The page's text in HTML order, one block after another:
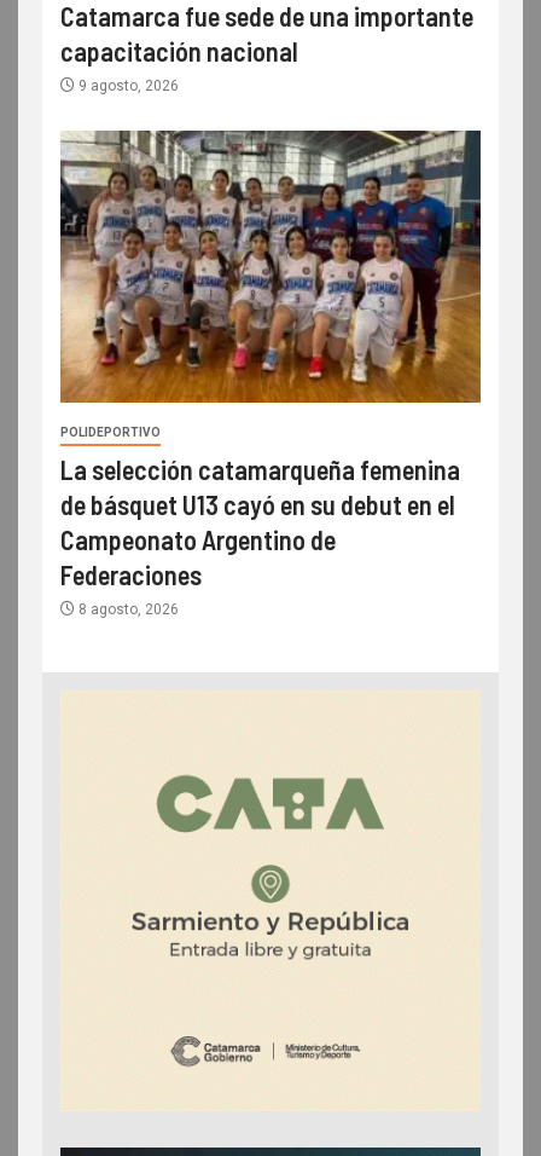
Catamarca fue sede de una importante
capacitación nacional
9 agosto, 2026
POLIDEPORTIVO
La selección catamarqueña femenina
de básquet U13 cayó en su debut en el
Campeonato Argentino de
Federaciones
8 agosto, 2026